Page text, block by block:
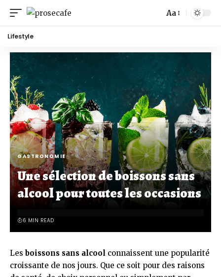
Aa
Lifestyle
GASTRONOMIE
Une sélection de boissons sans
alcool pour toutes les occasions
6 MIN READ
Les boissons sans alcool connaissent une popularité
croissante de nos jours. Que ce soit pour des raisons